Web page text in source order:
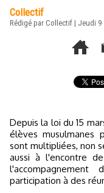
Collectif
Rédigé par Collectif | Jeudi 9
Depuis la loi du 15 mars 2004 interdisant l'école publique aux
élèves musulmanes
sont multipliées, non
aussi à l'encontre
participation à des